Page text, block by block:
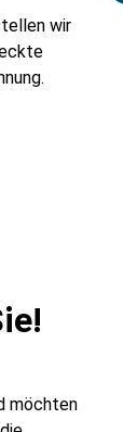
wir
möchten